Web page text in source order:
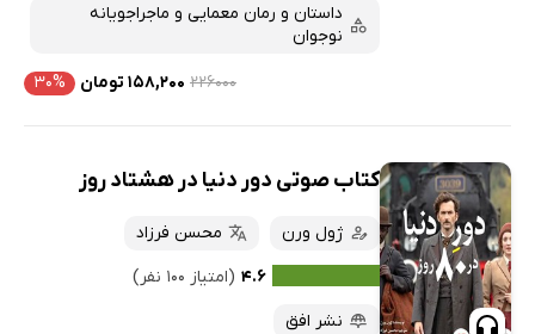
داستان و رمان معمایی و ماجراجویانه
نوجوان
۲۲۶۰۰۰ ۱۵۸,۲۰۰ تومان ۳۰%
کتاب صوتی دور دنیا در هشتاد روز
ژول ورن
محسن فرزاد
۴.۶ (امتیاز ۱۰۰ نفر)
نشر افق